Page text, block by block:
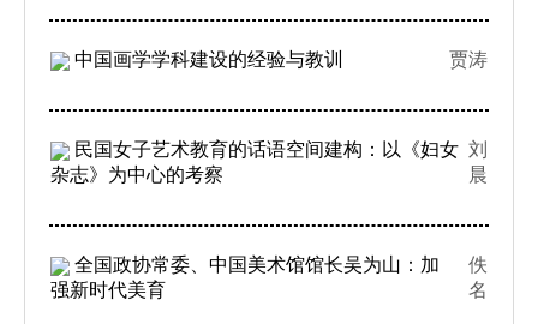
中国画学学科建设的经验与教训 贾涛
民国女子艺术教育的话语空间建构：以《妇女
杂志》为中心的考察
刘
晨
全国政协常委、中国美术馆馆长吴为山：加
强新时代美育
佚
名